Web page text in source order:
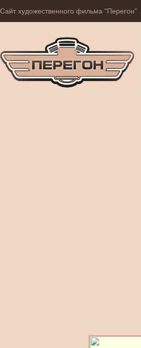
Сайт художественного фильма "Перегон"